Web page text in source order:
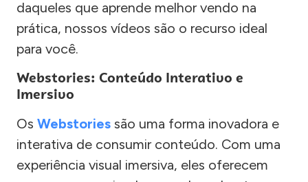
daqueles que aprende melhor vendo na
prática, nossos vídeos são o recurso ideal
para você.
Webstories: Conteúdo Interativo e
Imersivo
Os Webstories são uma forma inovadora e
interativa de consumir conteúdo. Com uma
experiência visual imersiva, eles oferecem